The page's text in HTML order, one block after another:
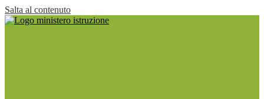
Salta al contenuto